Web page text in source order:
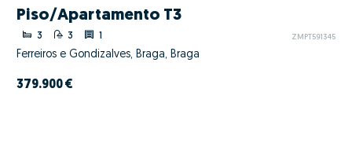
Piso/Apartamento T3
3 3 1 ZMPT591345
Ferreiros e Gondizalves, Braga, Braga
379.900 €